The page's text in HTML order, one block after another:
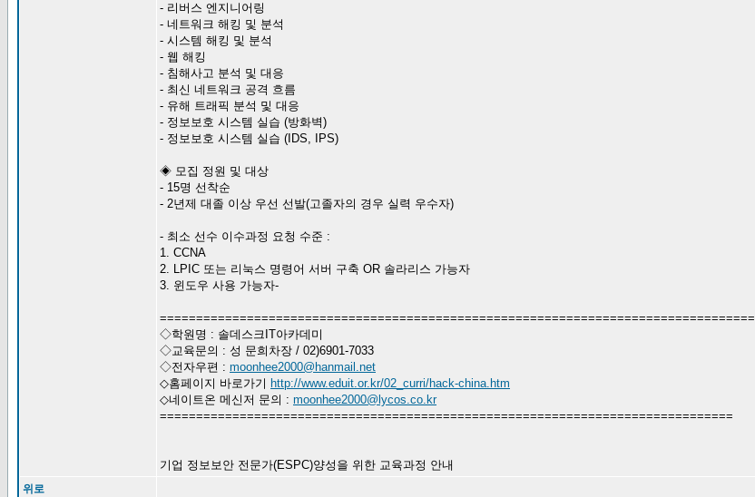
- 리버스 엔지니어링
- 네트워크 해킹 및 분석
- 시스템 해킹 및 분석
- 웹 해킹
- 침해사고 분석 및 대응
- 최신 네트워크 공격 흐름
- 유해 트래픽 분석 및 대응
- 정보보호 시스템 실습 (방화벽)
- 정보보호 시스템 실습 (IDS, IPS)
◈ 모집 정원 및 대상
- 15명 선착순
- 2년제 대졸 이상 우선 선발(고졸자의 경우 실력 우수자)
- 최소 선수 이수과정 요청 수준 :
1. CCNA
2. LPIC 또는 리눅스 명령어 서버 구축 OR 솔라리스 가능자
3. 윈도우 사용 가능자-
==================================================================================
◇학원명 : 솔데스크IT아카데미
◇교육문의 : 성 문희차장 / 02)6901-7033
◇전자우편 : moonhee2000@hanmail.net
◇홈페이지 바로가기 http://www.eduit.or.kr/02_curri/hack-china.htm
◇네이트온 메신저 문의 : moonhee2000@lycos.co.kr
===============================================================================
기업 정보보안 전문가(ESPC)양성을 위한 교육과정 안내
위로